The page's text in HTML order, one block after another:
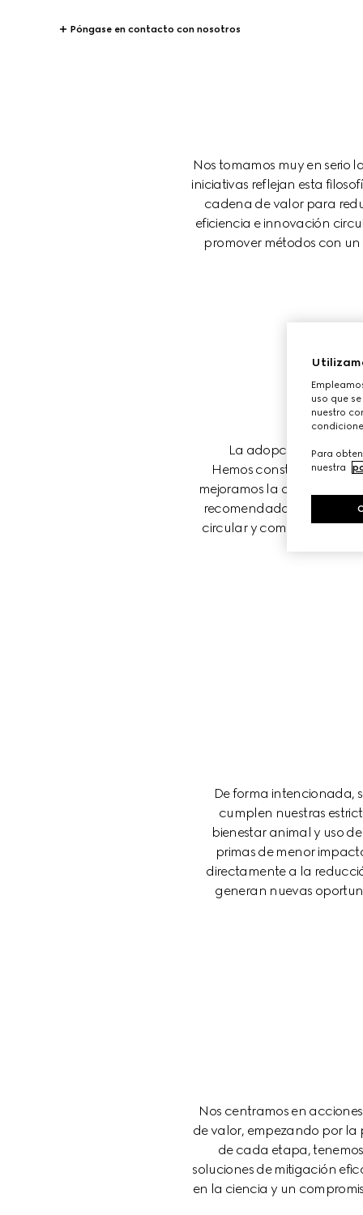
Póngase en contacto con nosotros
Nos tomamos muy en serio
iniciativas reflejan esta
cadena de valor para
eficiencia e innovación
promover métodos con
La adopción y el
Hemos construido una
mejoramos la durabilidad,
recomendadas y los
circular y
De forma intencionada,
cumplen nuestras
bienestar animal y uso
primas de menor
directamente a la
generan nuevas
Nos centramos en
de valor, empezando por la
de cada etapa,
soluciones de mitigación
en la ciencia y un
uso que
nuestro
Para
nuestra